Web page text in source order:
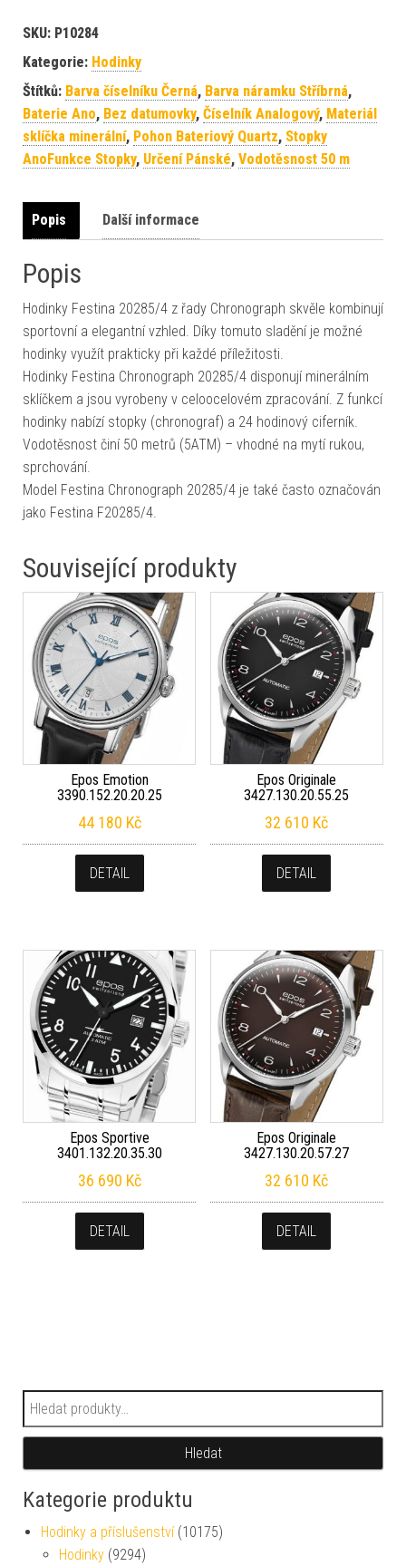
SKU: P10284
Kategorie: Hodinky
Štítků: Barva číselníku Černá, Barva náramku Stříbrná,
Baterie Ano, Bez datumovky, Číselník Analogový, Materiál
sklíčka minerální, Pohon Bateriový Quartz, Stopky
AnoFunkce Stopky, Určení Pánské, Vodotěsnost 50 m
Popis Další informace
Popis
Hodinky Festina 20285/4 z řady Chronograph skvěle kombinují
sportovní a elegantní vzhled. Díky tomuto sladění je možné
hodinky využít prakticky při každé příležitosti.
Hodinky Festina Chronograph 20285/4 disponují minerálním
sklíčkem a jsou vyrobeny v celoocelovém zpracování. Z funkcí
hodinky nabízí stopky (chronograf) a 24 hodinový ciferník.
Vodotěsnost činí 50 metrů (5ATM) – vhodné na mytí rukou,
sprchování.
Model Festina Chronograph 20285/4 je také často označován
jako Festina F20285/4.
Související produkty
Epos Emotion
3390.152.20.20.25
44 180 Kč
DETAIL
Epos Originale
3427.130.20.55.25
32 610 Kč
DETAIL
Epos Sportive
3401.132.20.35.30
36 690 Kč
DETAIL
Epos Originale
3427.130.20.57.27
32 610 Kč
DETAIL
Hledat:
Hledat
Kategorie produktu
Hodinky a příslušenství (10175)
Hodinky (9294)